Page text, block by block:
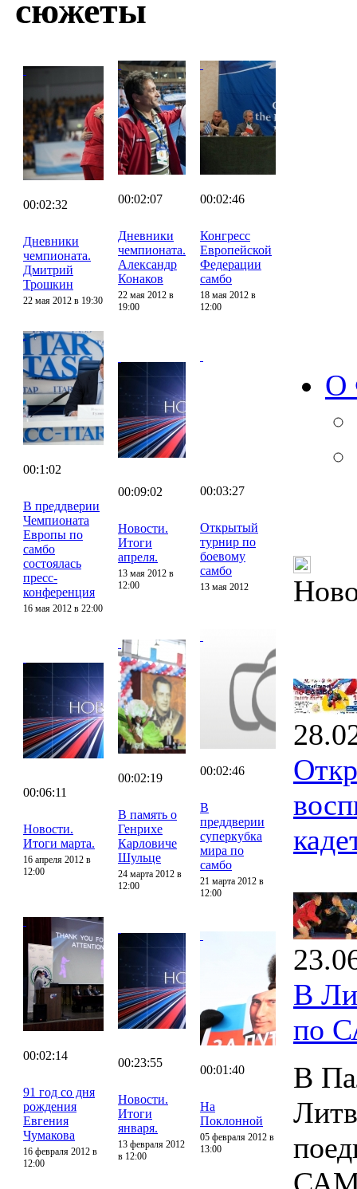
сюжеты
00:02:32
Дневники
чемпионата.
Дмитрий
Трошкин
22 мая 2012 в 19:30
00:02:07
Дневники
чемпионата.
Александр
Конаков
22 мая 2012 в
19:00
00:02:46
Конгресс
Европейской
Федерации
самбо
18 мая 2012 в
12:00
00:1:02
В преддверии
Чемпионата
Европы по
самбо
состоялась
пресс-
конференция
16 мая 2012 в 22:00
00:09:02
Новости.
Итоги
апреля.
13 мая 2012 в
12:00
00:03:27
Открытый
турнир по
боевому
самбо
13 мая 2012
00:06:11
Новости.
Итоги марта.
16 апреля 2012 в
12:00
00:02:19
В память о
Генрихе
Карловиче
Шульце
24 марта 2012 в
12:00
00:02:46
В
преддверии
суперкубка
мира по
самбо
21 марта 2012 в
12:00
00:02:14
91 год со дня
рождения
Евгения
Чумакова
16 февраля 2012 в
12:00
00:23:55
Новости.
Итоги
января.
13 февраля 2012
в 12:00
00:01:40
На
Поклонной
05 февраля 2012 в
13:00
О
В
по
В